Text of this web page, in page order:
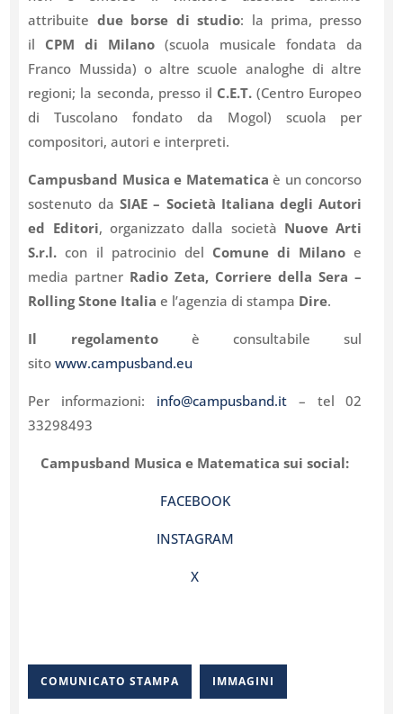
attribuite due borse di studio: la prima, presso
il CPM di Milano(scuola musicale fondata da
Franco Mussida) o altre scuole analoghe di altre
regioni; la seconda, presso il C.E.T. (Centro Europeo
di Tuscolano fondato da Mogol) scuola per
compositori, autori e interpreti.
Campusband Musica e Matematica è un concorso
sostenuto da SIAE – Società Italiana degli Autori
ed Editori, organizzato dalla società Nuove Arti
S.r.l. con il patrocinio del Comune di Milano e
media partner Radio Zeta, Corriere della Sera –
Rolling Stone Italiae l’agenzia di stampa Dire.
Il regolamento è consultabile sul
sitowww.campusband.eu
Per informazioni: info@campusband.it– tel 02
33298493
Campusband Musica e Matematica sui social:
FACEBOOK
INSTAGRAM
X
COMUNICATO STAMPA IMMAGINI